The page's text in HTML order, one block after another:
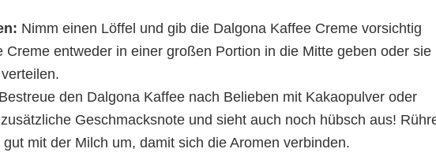
Nimm einen Löffel und gib die Dalgona Kaffee Creme vorsichtig
Creme entweder in einer großen Portion in die Mitte geben oder sie
Bestreue den Dalgona Kaffee nach Belieben mit Kakaopulver oder
Geschmacksnote und sieht auch noch hübsch aus!
mit der Milch um, damit sich die Aromen verbinden.